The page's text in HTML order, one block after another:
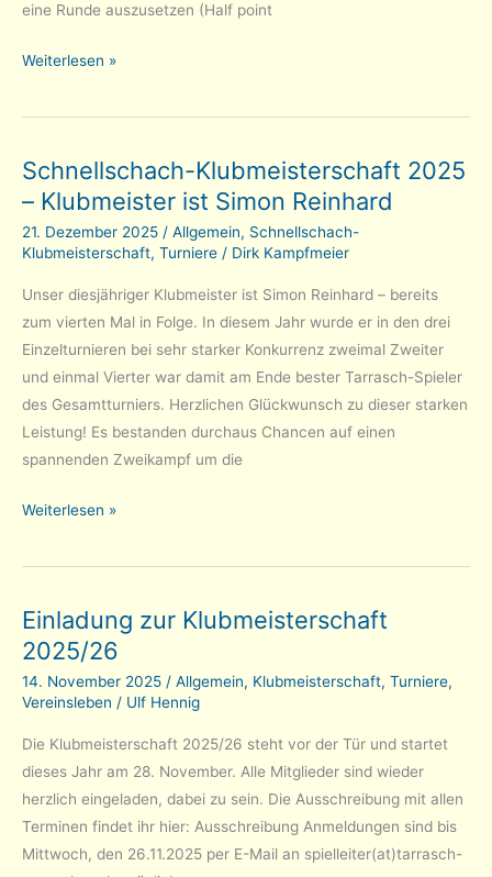
eine Runde auszusetzen (Half point
Sommerturnier
SK
startet
Freitag,
den
Weiterlesen »
Schnellschach-Klubmeisterschaft 2025
– Klubmeister ist Simon Reinhard
21. Dezember 2025 / Allgemein, Schnellschach-
Klubmeisterschaft, Turniere / Dirk Kampfmeier
Unser diesjähriger Klubmeister ist Simon Reinhard – bereits
zum vierten Mal in Folge. In diesem Jahr wurde er in den drei
Einzelturnieren bei sehr starker Konkurrenz zweimal Zweiter
und einmal Vierter war damit am Ende bester Tarrasch-Spieler
des Gesamtturniers. Herzlichen Glückwunsch zu dieser starken
Leistung! Es bestanden durchaus Chancen auf einen
spannenden Zweikampf um die
Schnellschach-
2025
Klubmeister
ist
Simon
Reinhard
Weiterlesen »
Einladung zur Klubmeisterschaft
2025/26
14. November 2025 / Allgemein, Klubmeisterschaft, Turniere,
Vereinsleben / Ulf Hennig
Die Klubmeisterschaft 2025/26 steht vor der Tür und startet
dieses Jahr am 28. November. Alle Mitglieder sind wieder
herzlich eingeladen, dabei zu sein. Die Ausschreibung mit allen
Terminen findet ihr hier: Ausschreibung Anmeldungen sind bis
Mittwoch, den 26.11.2025 per E-Mail an spielleiter(at)tarrasch-